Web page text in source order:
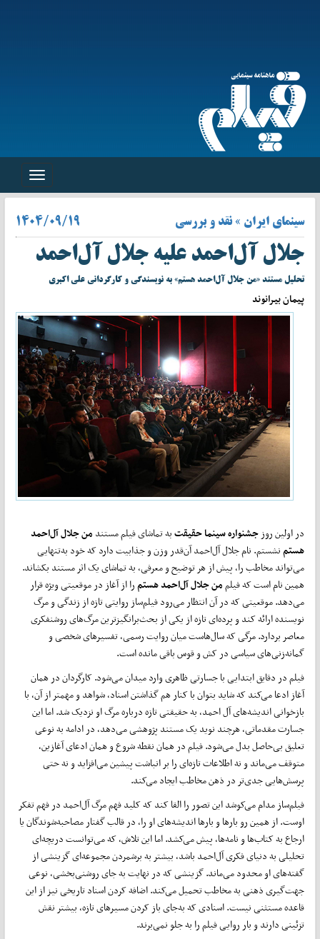
Toggle
سینمای ایران » نقد و بررسی ۱۴۰۴/۰۹/۱۹
جلال آل‌احمد علیه جلال آل‌‌احمد
تحلیل مستند «من جلال آل‌احمد هستم» به نویسندگی و کارگردانی علی اکبری
پیمان بیرانوند
در اولین روز جشنواره سینما حقیقتبه تماشای فیلم مستندمن جلال آل‌احمد
هستمنشستم. نام جلال آل‌احمد آن‌قدر وزن و جذابیت دارد که خود به‌تنهایی
می‌تواند مخاطب را، پیش از هر توضیح و معرفی، به تماشای یک اثر مستند بکشاند.
همین نام است که فیلممن جلال آل‌احمد هستمرا از آغاز در موقعیتی ویژه قرار
می‌دهد. موقعیتی که در آن انتظار می‌رود فیلم‌ساز روایتی تازه از زندگی و مرگ
نویسنده ارائه کند و پرده‌ای تازه از یکی از بحث‌برانگیزترین مرگ‌های روشنفکری
معاصر بردارد. مرگی که سال‌هاست میان روایت رسمی، تفسیرهای شخصی و
گمانه‌زنی‌های سیاسی در کش ‌و قوس باقی مانده است.
فیلم در دقایق ابتدایی با جسارتی ظاهری وارد میدان می‌شود. کارگردان در همان
آغاز ادعا می‌کند که شاید بتوان با کنار هم گذاشتن اسناد، شواهد و مهمتر از آن، با
بازخوانی اندیشه‌های آل احمد، به حقیقتی تازه درباره مرگ او نزدیک شد. اما این
جسارت مقدماتی، هرچند نوید یک مستند پژوهشی می‌دهد، در ادامه به نوعی
تعلیق بی‌حاصل بدل می‌شود. فیلم در همان نقطه شروع و همان ادعای آغازین،
متوقف می‌ماند و نه اطلاعات تازه‌ای را بر انباشت پیشین می‌افزاید و نه حتی
پرسش‌هایی جدی‌تر در ذهن مخاطب ایجاد می‌کند.
فیلم‌ساز مدام می‌کوشد این تصور را القا کند که کلید فهم مرگ آل‌احمد در فهم تفکر
اوست. از همین رو بارها و بارها اندیشه‌های او را، در قالب گفتار مصاحبه‌شوندگان یا
ارجاع به کتاب‌ها و نامه‌ها، پیش می‌کشد. اما این تلاش، که می‌توانست دریچه‌ای
تحلیلی به دنیای فکری آل‌احمد باشد، بیشتر به برشمردن مجموعه‌ای گزینشی از
گفته‌های او محدود می‌ماند. گزینشی که در نهایت به جای روشنی‌بخشی، نوعی
جهت‌گیری ذهنی به مخاطب تحمیل می‌کند. اضافه کردن اسناد تاریخی نیز از این
قاعده مستثنی نیست. اسنادی که به‌جای باز کردن مسیرهای تازه، بیشتر نقش
تزئینی دارند و بار روایی فیلم را به جلو نمی‌برند.